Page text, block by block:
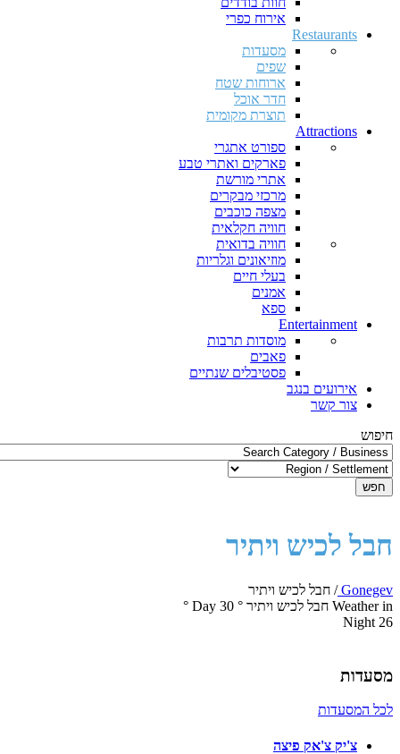
אירוח כפרי
Restaurants
מסעדות
שפים
ארוחות שטח
חדר אוכל
תוצרת מקומית
Attractions
ספורט אתגרי
פארקים ואתרי טבע
אתרי מורשת
מרכזי מבקרים
מצפה כוכבים
חוויה חקלאית
חוויה בדואית
מוזיאונים וגלריות
בעלי חיים
אמנים
ספא
Entertainment
מוסדות תרבות
פאבים
פסטיבלים שנתיים
אירועים בנגב
צור קשר
חיפוש
חפש
חבל לכיש ויתיר
Gonegev
/ חבל לכיש ויתיר
Weather in חבל לכיש ויתיר
°
30
Day
°
26
Night
מסעדות
לכל המסעדות
צ'יק צ'אק פיצה